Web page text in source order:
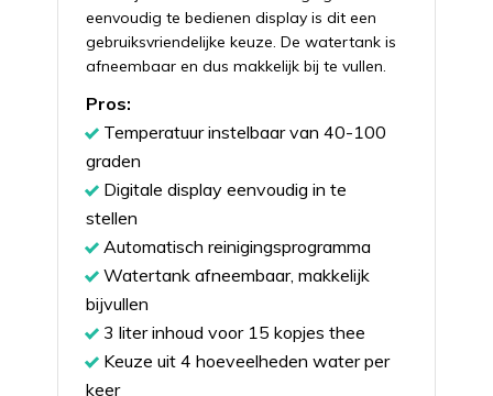
eenvoudig te bedienen display is dit een
gebruiksvriendelijke keuze. De watertank is
afneembaar en dus makkelijk bij te vullen.
Pros:
Temperatuur instelbaar van 40-100
graden
Digitale display eenvoudig in te
stellen
Automatisch reinigingsprogramma
Watertank afneembaar, makkelijk
bijvullen
3 liter inhoud voor 15 kopjes thee
Keuze uit 4 hoeveelheden water per
keer